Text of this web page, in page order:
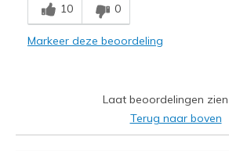
Minpunten
Poor Cushioning
Beste toepassingen
10 0
Markeer deze beoordeling
Laat beoordelingen zien
Terug naar boven